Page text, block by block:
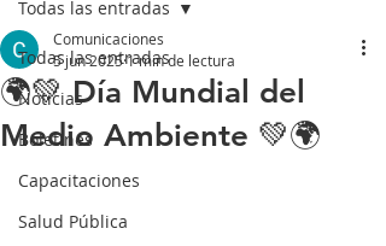
Todas las entradas
Noticias
Boletines
Capacitaciones
Salud Pública
Todas las entradas
🌍💚 Día Mundial del
Medio Ambiente 💚🌍
Comunicaciones
5 jun 20251 min de lectura